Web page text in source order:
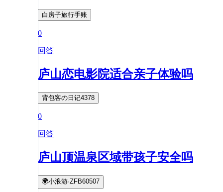
白房子旅行手账
0
回答
庐山恋电影院适合亲子体验吗
背包客の日记4378
0
回答
庐山顶温泉区域带孩子安全吗
🌍小浪游·ZFB60507